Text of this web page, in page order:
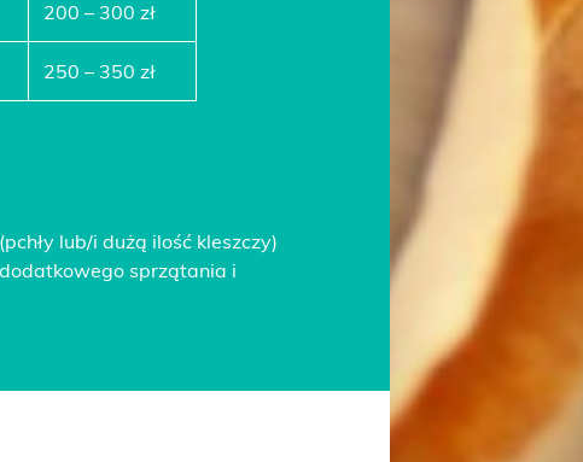
200 – 300 zł
250 – 350 zł
lub/i dużą ilość kleszczy)
sprzątania i